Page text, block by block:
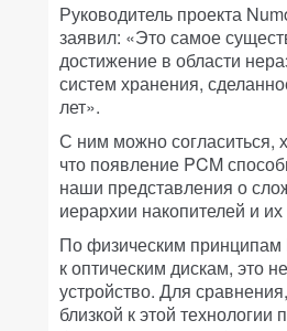
Руководитель проекта
заявил: «Это самое
достижение в области
систем хранения,
лет».
С ним можно согласиться,
что появление PCM
наши представления о
иерархии накопителей и
По физическим принципам
к оптическим дискам, это
устройство. Для
близкой к этой технологии